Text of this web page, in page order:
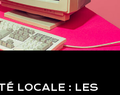
LOCALE : LES